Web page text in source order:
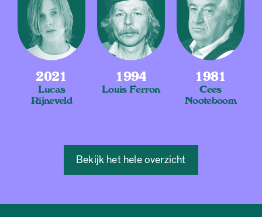
2021
Lucas
Rijneveld
1994
Louis Ferron
1981
Cees
Nooteboom
Bekijk het hele overzicht